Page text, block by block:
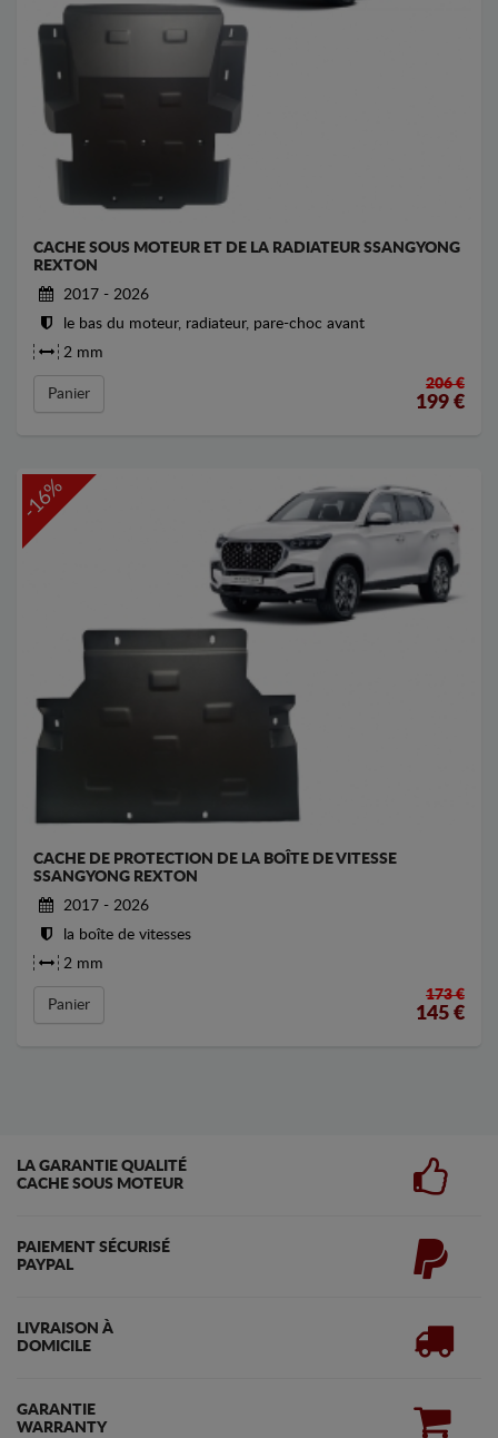
CACHE SOUS MOTEUR ET DE LA RADIATEUR SSANGYONG
REXTON
2017 - 2026
le bas du moteur, radiateur, pare-choc avant
2 mm
Panier
206 €
199 €
-16%
CACHE DE PROTECTION DE LA BOÎTE DE VITESSE
SSANGYONG REXTON
2017 - 2026
la boîte de vitesses
2 mm
Panier
173 €
145 €
LA GARANTIE QUALITÉ
CACHE SOUS MOTEUR
PAIEMENT SÉCURISÉ
PAYPAL
LIVRAISON À
DOMICILE
GARANTIE
WARRANTY